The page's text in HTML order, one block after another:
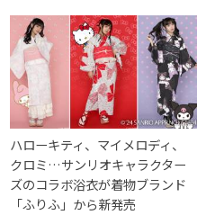
ハローキティ、マイメロディ、
クロミ…サンリオキャラクター
ズのコラボ浴衣が着物ブランド
「ふりふ」から新発売